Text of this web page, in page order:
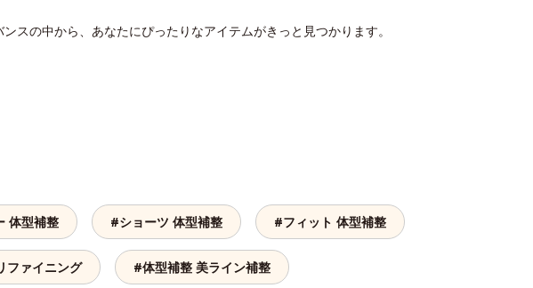
スの中から、あなたにぴったりなアイテムがきっと見つかります。
体型補整 #ショーツ 体型補整 #フィット 体型補整
ファイニング #体型補整 美ライン補整